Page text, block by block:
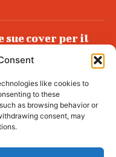
like cookies to
to these
as browsing behavior or
consent, may
sue cover per il